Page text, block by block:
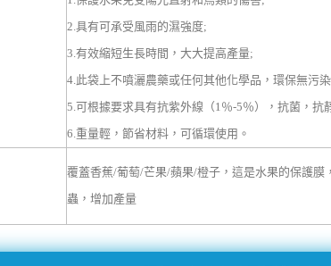
2.具有可承受風雨的濕強度;
3.有效縮短生長時間，大大提高產量;
4.此袋上不噴灑農藥或任何其他化學品，環保無污
5.可根據要求具有抗紫外線（1％-5％），抗菌，抗
6.重量輕，節省材料，可循環使用。
覆蓋香蕉/葡萄/芒果/蘋果/橙子，這是水果的保護
蟲，增加產量